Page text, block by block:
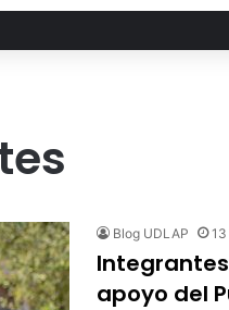
Blog UDLAP
Integrantes
apoyo del